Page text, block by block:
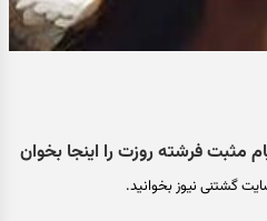
گشتنی نیوز بخوانید.